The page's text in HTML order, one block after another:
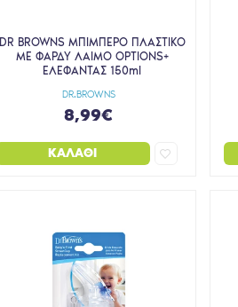
DR.BROWNS
DR BROWNS ΜΠΙΜΠΕΡΟ ΠΛΑΣΤΙΚΟ
ΜΕ ΦΑΡΔΥ ΛΑΙΜΟ OPTIONS+
ΕΛΕΦΑΝΤΑΣ 150ml
8,99€
ΚΑΛΆΘΙ